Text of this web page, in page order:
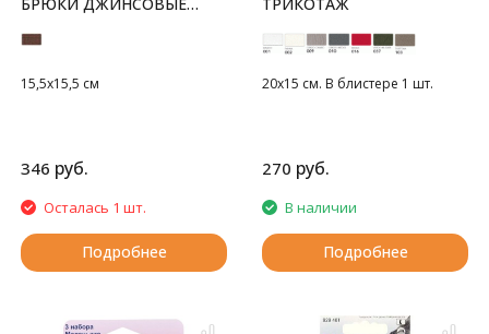
15,5x15,5 см
346 руб.
Осталась 1 шт.
Подробнее
20х15 см. В блистере 1 шт.
270 руб.
В наличии
Подробнее